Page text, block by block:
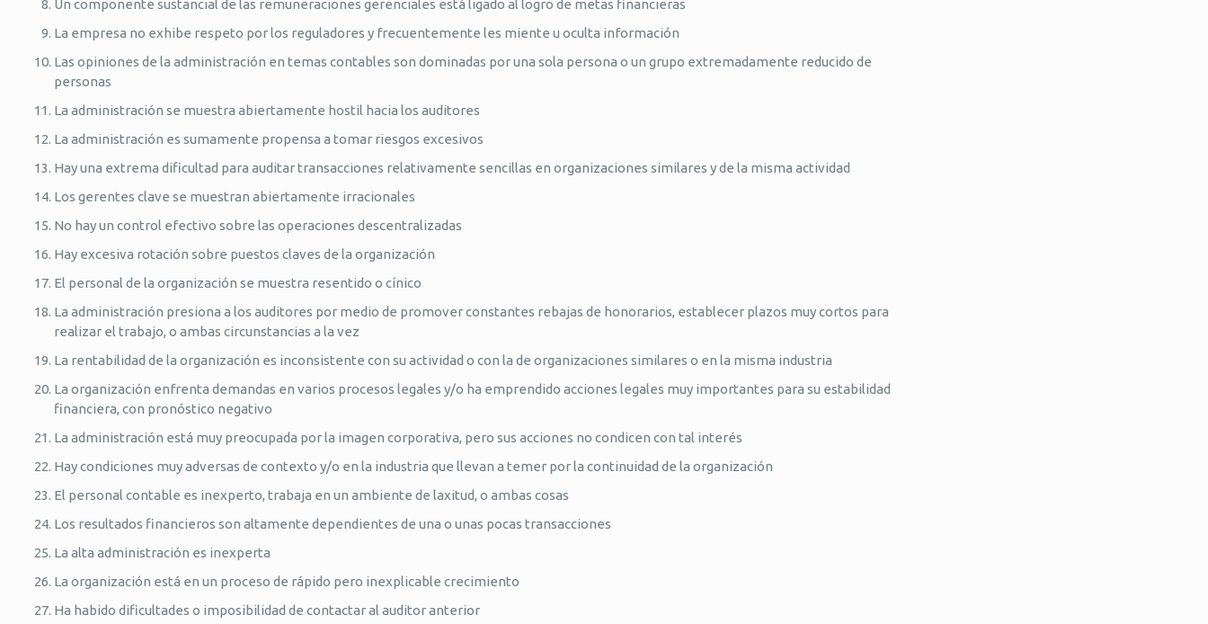
Un componente sustancial de las remuneraciones gerenciales está ligado al logro de metas financieras
La empresa no exhibe respeto por los reguladores y frecuentemente les miente u oculta información
Las opiniones de la administración en temas contables son dominadas por una sola persona o un grupo extremadamente reducido de
personas
La administración se muestra abiertamente hostil hacia los auditores
La administración es sumamente propensa a tomar riesgos excesivos
Hay una extrema dificultad para auditar transacciones relativamente sencillas en organizaciones similares y de la misma actividad
Los gerentes clave se muestran abiertamente irracionales
No hay un control efectivo sobre las operaciones descentralizadas
Hay excesiva rotación sobre puestos claves de la organización
El personal de la organización se muestra resentido o cínico
La administración presiona a los auditores por medio de promover constantes rebajas de honorarios, establecer plazos muy cortos para
realizar el trabajo, o ambas circunstancias a la vez
La rentabilidad de la organización es inconsistente con su actividad o con la de organizaciones similares o en la misma industria
La organización enfrenta demandas en varios procesos legales y/o ha emprendido acciones legales muy importantes para su estabilidad
financiera, con pronóstico negativo
La administración está muy preocupada por la imagen corporativa, pero sus acciones no condicen con tal interés
Hay condiciones muy adversas de contexto y/o en la industria que llevan a temer por la continuidad de la organización
El personal contable es inexperto, trabaja en un ambiente de laxitud, o ambas cosas
Los resultados financieros son altamente dependientes de una o unas pocas transacciones
La alta administración es inexperta
La organización está en un proceso de rápido pero inexplicable crecimiento
Ha habido dificultades o imposibilidad de contactar al auditor anterior